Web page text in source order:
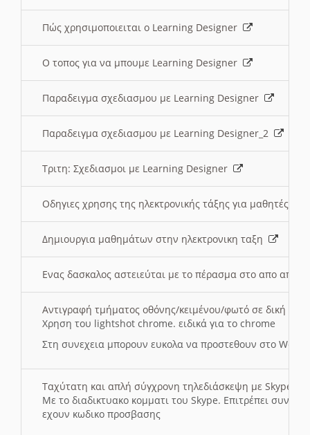
Πώς χρησιμοποιειται ο Learning Designer
O τοπος για να μπουμε Learning Designer
Παραδειγμα σχεδιασμου με Learning Designer
Παραδειγμα σχεδιασμου με Learning Designer_2
Τριτη: Σχεδιασμοι με Learning Designer
Οδηγιες χρησης της ηλεκτρονικής τάξης για μαθητές
Δημιουργια μαθημάτων στην ηλεκτρονικη ταξη
Ενας δασκαλος αστειεύται με το πέρασμα στο απο
Αντιγραφή τμήματος οθόνης/κειμένου/φωτό σε δική
Χρηση του lightshot chrome. ειδικά για το chrome
Στη συνεχεια μπορουν ευκολα να προστεθουν στο Word
Ταχύτατη και απλή σύγχρονη τηλεδιάσκεψη με Skype
Με το διαδικτυακο κομματι του Skype. Επιτρέπει
εχουν κωδικο προσβασης